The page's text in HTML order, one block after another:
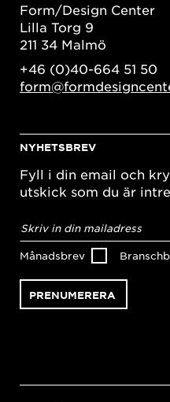
Form/Design Center
Lilla Torg 9
211 34 Malmö
+46 (0)40-664 51 50
NYHETSBREV
Fyll i din email och
utskick som du är
postadress*
Månadsbrev